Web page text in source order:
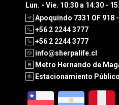
Lun. - Vie. 10:30 a 14:30 -
Apoquindo 7331 OF 918
+56 2 2244 3777
+56 2 2244 3777
info@sherpalife.cl
Metro Hernando de
Estacionamiento Público